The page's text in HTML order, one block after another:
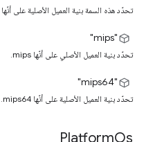
تحدّد هذه السمة بنية العميل الأصلية على أنّها x86-64.
"mips"
تحدّد بنية العميل الأصلي على أنّها mips.
‫"mips64"
تحدّد بنية العميل الأصلية على أنّها mips64.
PlatformOs